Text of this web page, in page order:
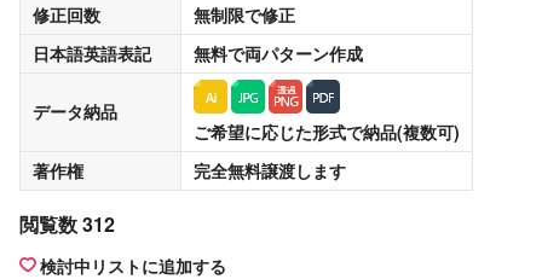
修正回数
無制限で修正
日本語英語表記
無料で両パターン作成
データ納品
ご希望に応じた形式で納品(複数可)
著作権
完全無料譲渡します
閲覧数 312
検討中リストに追加する